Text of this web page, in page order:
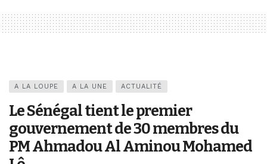
A LA LOUPE A LA UNE ACTUALITÉ
Le Sénégal tient le premier
gouvernement de 30 membres du
PM Ahmadou Al Aminou Mohamed